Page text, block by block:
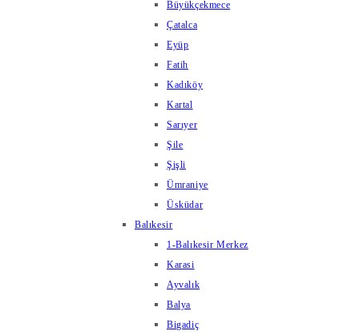
Büyükçekmece
Çatalca
Eyüp
Fatih
Kadıköy
Kartal
Sarıyer
Şile
Şişli
Ümraniye
Üsküdar
Balıkesir
1-Balıkesir Merkez
Karasi
Ayvalık
Balya
Bigadiç